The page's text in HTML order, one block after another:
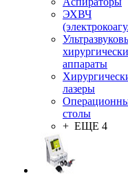
ЭХВЧ
аппараты
лазеры
столы
+ ЕЩЕ 4